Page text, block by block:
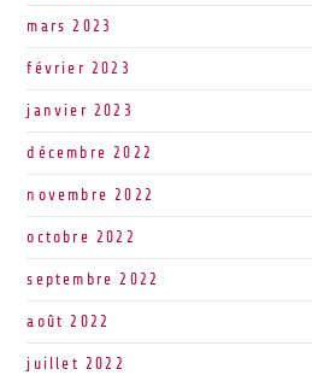
mars 2023
février 2023
janvier 2023
décembre 2022
novembre 2022
octobre 2022
septembre 2022
août 2022
juillet 2022